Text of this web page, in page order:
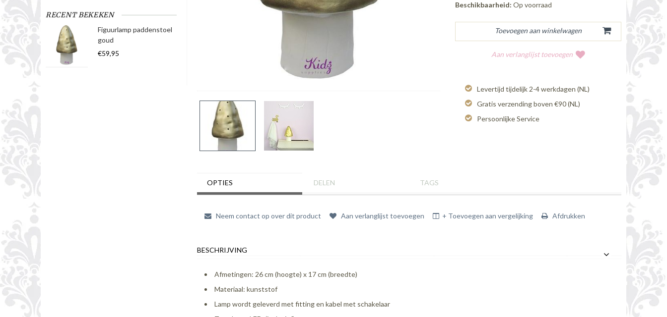
RECENT BEKEKEN
Figuurlamp paddenstoel
goud
€59,95
Beschikbaarheid: Op voorraad
Aan verlanglijst toevoegen
Levertijd tijdelijk 2-4 werkdagen (NL)
Gratis verzending boven €90 (NL)
Persoonlijke Service
OPTIES DELEN TAGS
Neem contact op over dit product Aan verlanglijst toevoegen + Toevoegen aan vergelijking Afdrukken
BESCHRIJVING
Afmetingen: 26 cm (hoogte) x 17 cm (breedte)
Materiaal: kunststof
Lamp wordt geleverd met fitting en kabel met schakelaar